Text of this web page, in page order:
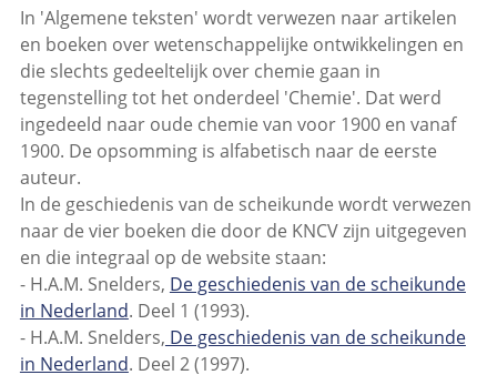
In 'Algemene teksten' wordt verwezen naar artikelen
en boeken over wetenschappelijke ontwikkelingen en
die slechts gedeeltelijk over chemie gaan in
tegenstelling tot het onderdeel 'Chemie'. Dat werd
ingedeeld naar oude chemie van voor 1900 en vanaf
1900. De opsomming is alfabetisch naar de eerste
auteur.
In de geschiedenis van de scheikunde wordt verwezen
naar de vier boeken die door de KNCV zijn uitgegeven
en die integraal op de website staan:
- H.A.M. Snelders, De geschiedenis van de scheikunde
in Nederland. Deel 1 (1993).
- H.A.M. Snelders, De geschiedenis van de scheikunde
in Nederland. Deel 2 (1997).